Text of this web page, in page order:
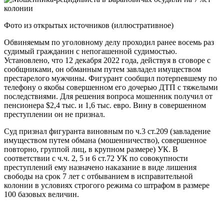
Фото из открытых источников (иллюстративное)
Обвиняемым по уголовному делу проходил ранее восемь раз
судимый гражданин с непогашенной судимостью.
Установлено, что 12 декабря 2022 года, действуя в сговоре с
сообщниками, он обманным путем завладел имуществом
престарелого мужчины. Фигурант сообщил потерпевшему по
телефону о якобы совершенном его дочерью ДТП с тяжелыми
последствиями. Для решения вопроса мошенник получил от
пенсионера $2,4 тыс. и 1,6 тыс. евро. Вину в совершенном
преступлении он не признал.
Суд признал фигуранта виновным по ч.3 ст.209 (завладение
имуществом путем обмана (мошенничество), совершенное
повторно, группой лиц, в крупном размере) УК. В
соответствии с ч.ч. 2, 5 и 6 ст.72 УК по совокупности
преступлений ему назначено наказание в виде лишения
свободы на срок 7 лет с отбыванием в исправительной
колонии в условиях строгого режима со штрафом в размере
100 базовых величин.